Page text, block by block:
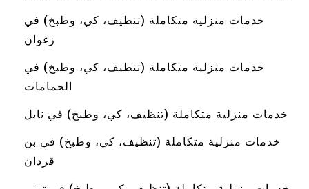
خدمات منزلية متكاملة (تنظيف، كي، وطبخ) في
زغوان
خدمات منزلية متكاملة (تنظيف، كي، وطبخ) في
الحمامات
خدمات منزلية متكاملة (تنظيف، كي، وطبخ) في نابل
خدمات منزلية متكاملة (تنظيف، كي، وطبخ) في بن
قردان